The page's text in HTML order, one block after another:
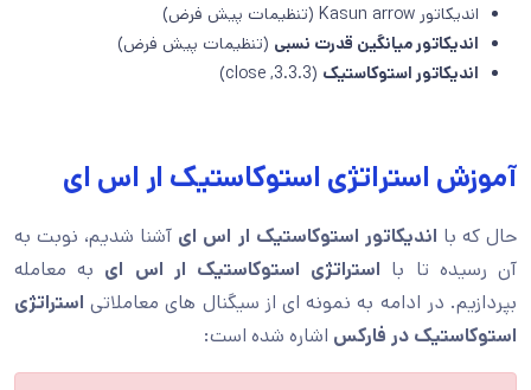
اندیکاتور Kasun arrow (تنظیمات پیش فرض)
اندیکاتور میانگین قدرت نسبی (تنظیمات پیش فرض)
اندیکاتور استوکاستیک (3.3.3, close)
آموزش استراتژی استوکاستیک ار اس ای
حال که با اندیکاتور استوکاستیک ار اس ای آشنا شدیم، نوبت به
آن رسیده تا با استراتژی استوکاستیک ار اس ای به معامله
بپردازیم. در ادامه به نمونه ای از سیگنال های معاملاتی استراتژی
استوکاستیک در فارکس اشاره شده است: